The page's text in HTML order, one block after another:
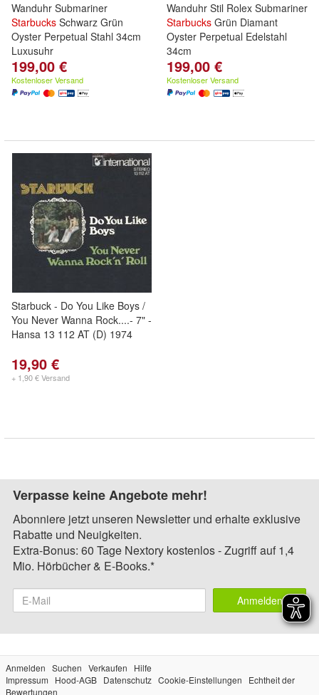
Wanduhr Submariner
Starbucks Schwarz Grün
Oyster Perpetual Stahl 34cm
Luxusuhr
199,00 €
Kostenloser Versand
Wanduhr Stil Rolex Submariner
Starbucks Grün Diamant
Oyster Perpetual Edelstahl
34cm
199,00 €
Kostenloser Versand
Starbuck - Do You Like Boys /
You Never Wanna Rock....- 7" -
Hansa 13 112 AT (D) 1974
19,90 €
+ 1,90 € Versand
Verpasse keine Angebote mehr!
Abonniere jetzt unseren Newsletter und erhalte exklusive
Rabatte und Neuigkeiten.
Extra-Bonus: 60 Tage Nextory kostenlos - Zugriff auf 1,4
Mio. Hörbücher & E-Books.*
Anmelden
Anmelden Suchen Verkaufen
Hilfe
Impressum
Hood-AGB Datenschutz Cookie-Einstellungen
Echtheit der
Bewertungen